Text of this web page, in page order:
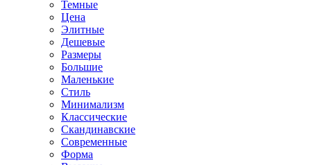
Темные
Цена
Элитные
Дешевые
Размеры
Большие
Маленькие
Стиль
Минимализм
Классические
Скандинавские
Современные
Форма